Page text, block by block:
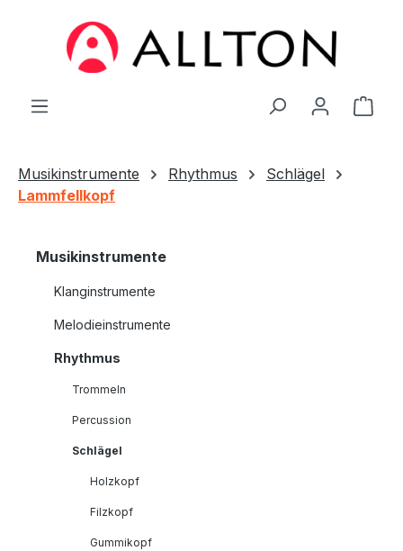
Zum Hauptinhalt springen
Musikinstrumente Rhythmus
Schlägel
Lammfellkopf
Musikinstrumente
Klanginstrumente
Melodieinstrumente
Rhythmus
Trommeln
Percussion
Schlägel
Holzkopf
Filzkopf
Gummikopf